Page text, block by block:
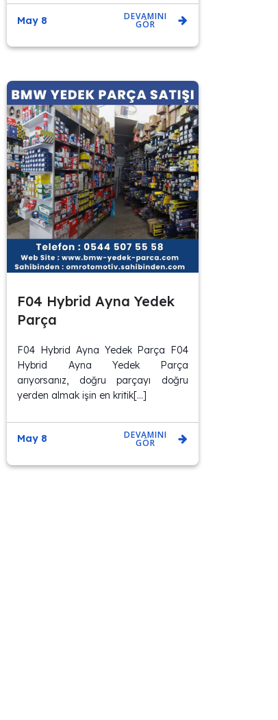
May 8 DEVAMINI
GÖR
F04 Hybrid Ayna Yedek
Parça
F04 Hybrid Ayna Yedek Parça F04
Hybrid Ayna Yedek Parça
arıyorsanız, doğru parçayı doğru
yerden almak işin en kritik[…]
May 8 DEVAMINI
GÖR